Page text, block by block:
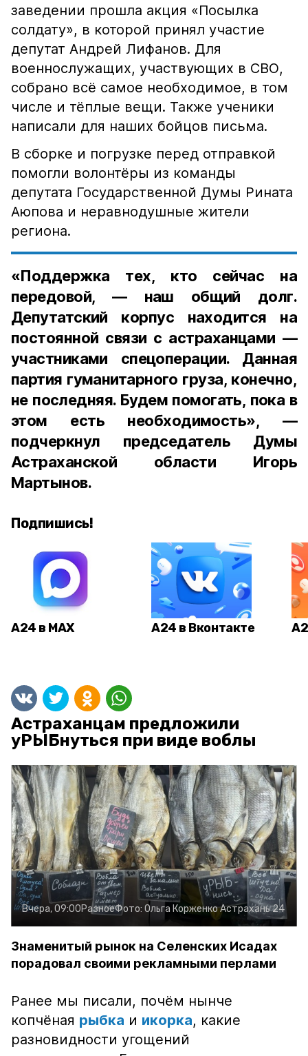
заведении прошла акция «Посылка
солдату», в которой принял участие
депутат Андрей Лифанов. Для
военнослужащих, участвующих в СВО,
собрано всё самое необходимое, в том
числе и тёплые вещи. Также ученики
написали для наших бойцов письма.
В сборке и погрузке перед отправкой
помогли волонтёры из команды
депутата Государственной Думы Рината
Аюпова и неравнодушные жители
региона.
«Поддержка тех, кто сейчас на
передовой, — наш общий долг.
Депутатский корпус находится на
постоянной связи с астраханцами —
участниками спецоперации. Данная
партия гуманитарного груза, конечно,
не последняя. Будем помогать, пока в
этом есть необходимость», —
подчеркнул председатель Думы
Астраханской области Игорь
Мартынов.
Подпишись!
А24 в MAX А24 в Вконтакте
Астраханцам предложили
уРЫБнуться при виде воблы
Вчера, 09:00РазноеФото: Ольга КорженкоАстрахань 24
Знаменитый рынок на Селенских Исадах
порадовал своими рекламными перлами
Ранее мы писали, почём нынче
копчёная рыбка и икорка, какие
разновидности угощений